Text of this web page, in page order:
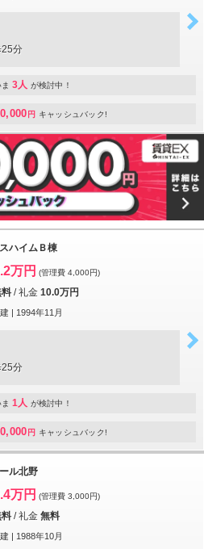
25分
3人 が検討中！
円 キャッシュバック!
ハイムＢ棟
万円 (管理費 4,000円)
/礼金 10.0万円
| 1994年11月
25分
1人 が検討中！
円 キャッシュバック!
ル北野
万円 (管理費 3,000円)
/礼金 無料
| 1988年10月